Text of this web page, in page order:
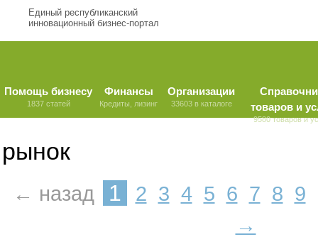
Единый республиканский
инновационный бизнес-портал
Помощь бизнесу
1837 статей
Финансы
Кредиты, лизинг
Организации
33603 в каталоге
товаров и
9580 товаров и
рынок
← назад 1 2 3 4 5 6 7 8 9
→